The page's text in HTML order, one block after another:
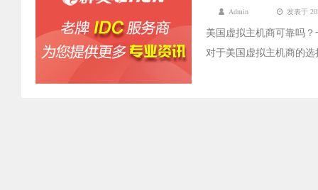
Admin 发表于
美国虚拟主机商可靠吗
对于美国虚拟主机商的